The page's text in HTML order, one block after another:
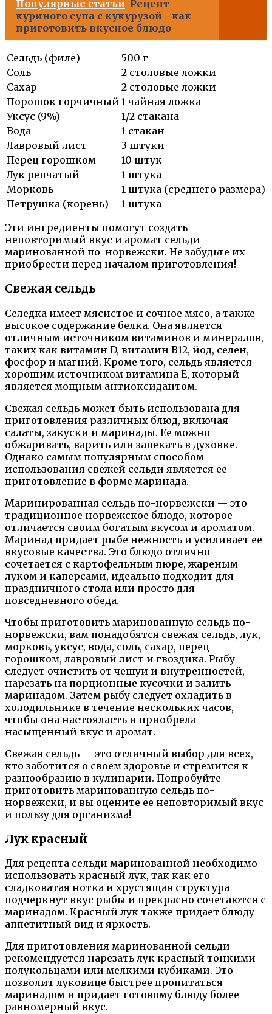
Популярные статьи Рецепт
куриного супа с кукурузой - как
приготовить вкусное блюдо
Сельдь (филе)
500 г
Соль
2 столовые ложки
Сахар
2 столовые ложки
Порошок горчичный 1 чайная ложка
Уксус (9%)
1/2 стакана
Вода
1 стакан
Лавровый лист
3 штуки
Перец горошком
10 штук
Лук репчатый
1 штука
Морковь
1 штука (среднего размера)
Петрушка (корень)
1 штука
Эти ингредиенты помогут создать
неповторимый вкус и аромат сельди
маринованной по-норвежски. Не забудьте их
приобрести перед началом приготовления!
Свежая сельдь
Селедка имеет мясистое и сочное мясо, а также
высокое содержание белка. Она является
отличным источником витаминов и минералов,
таких как витамин D, витамин B12, йод, селен,
фосфор и магний. Кроме того, сельдь является
хорошим источником витамина E, который
является мощным антиоксидантом.
Свежая сельдь может быть использована для
приготовления различных блюд, включая
салаты, закуски и маринады. Ее можно
обжаривать, варить или запекать в духовке.
Однако самым популярным способом
использования свежей сельди является ее
приготовление в форме маринада.
Маринированная сельдь по-норвежски — это
традиционное норвежское блюдо, которое
отличается своим богатым вкусом и ароматом.
Маринад придает рыбе нежность и усиливает ее
вкусовые качества. Это блюдо отлично
сочетается с картофельным пюре, жареным
луком и каперсами, идеально подходит для
праздничного стола или просто для
повседневного обеда.
Чтобы приготовить маринованную сельдь по-
норвежски, вам понадобятся свежая сельдь, лук,
морковь, уксус, вода, соль, сахар, перец
горошком, лавровый лист и гвоздика. Рыбу
следует очистить от чешуи и внутренностей,
нарезать на порционные кусочки и залить
маринадом. Затем рыбу следует охладить в
холодильнике в течение нескольких часов,
чтобы она настояласть и приобрела
насыщенный вкус и аромат.
Свежая сельдь — это отличный выбор для всех,
кто заботится о своем здоровье и стремится к
разнообразию в кулинарии. Попробуйте
приготовить маринованную сельдь по-
норвежски, и вы оцените ее неповторимый вкус
и пользу для организма!
Лук красный
Для рецепта сельди маринованной необходимо
использовать красный лук, так как его
сладковатая нотка и хрустящая структура
подчеркнут вкус рыбы и прекрасно сочетаются с
маринадом. Красный лук также придает блюду
аппетитный вид и яркость.
Для приготовления маринованной сельди
рекомендуется нарезать лук красный тонкими
полукольцами или мелкими кубиками. Это
позволит луковице быстрее пропитаться
маринадом и придает готовому блюду более
равномерный вкус.